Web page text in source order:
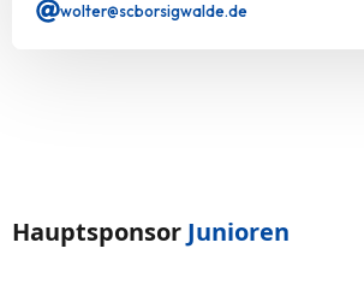
wolter@scborsigwalde.de
Hauptsponsor Junioren